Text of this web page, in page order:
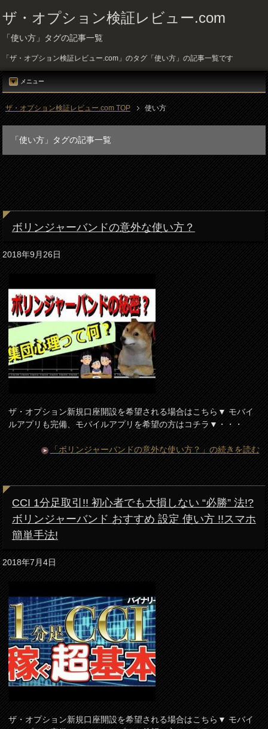
ザ・オプション検証レビュー.com
「使い方」タグの記事一覧
「ザ・オプション検証レビュー.com」のタグ「使い方」の記事一覧です
メニュー
ザ・オプション検証レビュー.com TOP 使い方
「使い方」タグの記事一覧
ボリンジャーバンドの意外な使い方？
2018年9月26日
ザ・オプション新規口座開設を希望される場合はこちら▼ モバイ
ルアプリも完備、モバイルアプリを希望の方はコチラ▼・・・
「ボリンジャーバンドの意外な使い方？」の続きを読む
CCI 1分足取引!! 初心者でも大損しない “必勝” 法!?
ボリンジャーバンド おすすめ 設定 使い方 !!スマホ
簡単手法!
2018年7月4日
ザ・オプション新規口座開設を希望される場合はこちら▼ モバイ